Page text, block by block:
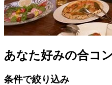
あなた好みの合コ
条件で絞り込み